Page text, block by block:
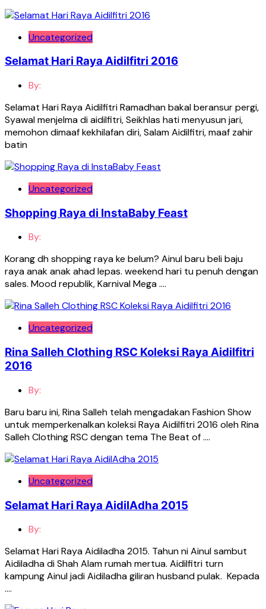
Uncategorized
Selamat Hari Raya Aidilfitri 2016
By:
Selamat Hari Raya Aidilfitri Ramadhan bakal beransur pergi,
Syawal menjelma di aidilfitri, Seikhlas hati menyusun jari,
memohon dimaaf kekhilafan diri, Salam Aidilfitri, maaf zahir
batin
Uncategorized
Shopping Raya di InstaBaby Feast
By:
Korang dh shopping raya ke belum? Ainul baru beli baju
raya anak anak ahad lepas. weekend hari tu penuh dengan
sales. Mood republik, Karnival Mega ….
Uncategorized
Rina Salleh Clothing RSC Koleksi Raya Aidilfitri
2016
By:
Baru baru ini, Rina Salleh telah mengadakan Fashion Show
untuk memperkenalkan koleksi Raya Aidilfitri 2016 oleh Rina
Salleh Clothing RSC dengan tema The Beat of ….
Uncategorized
Selamat Hari Raya AidilAdha 2015
By:
Selamat Hari Raya Aidiladha 2015. Tahun ni Ainul sambut
Aidiladha di Shah Alam rumah mertua. Aidilfitri turn
kampung Ainul jadi Aidiladha giliran husband pulak. Kepada
….